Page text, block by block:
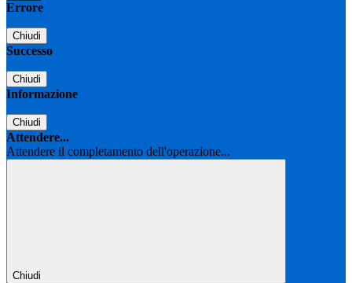
Errore
Chiudi
Successo
Chiudi
Informazione
Chiudi
Attendere...
Attendere il completamento dell'operazione...
Chiudi